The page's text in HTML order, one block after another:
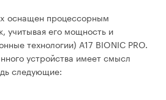
оснащен процессорным
учитывая его мощность и
технологии) А17 BIONIC PRO.
устройства имеет смысл
следующие: